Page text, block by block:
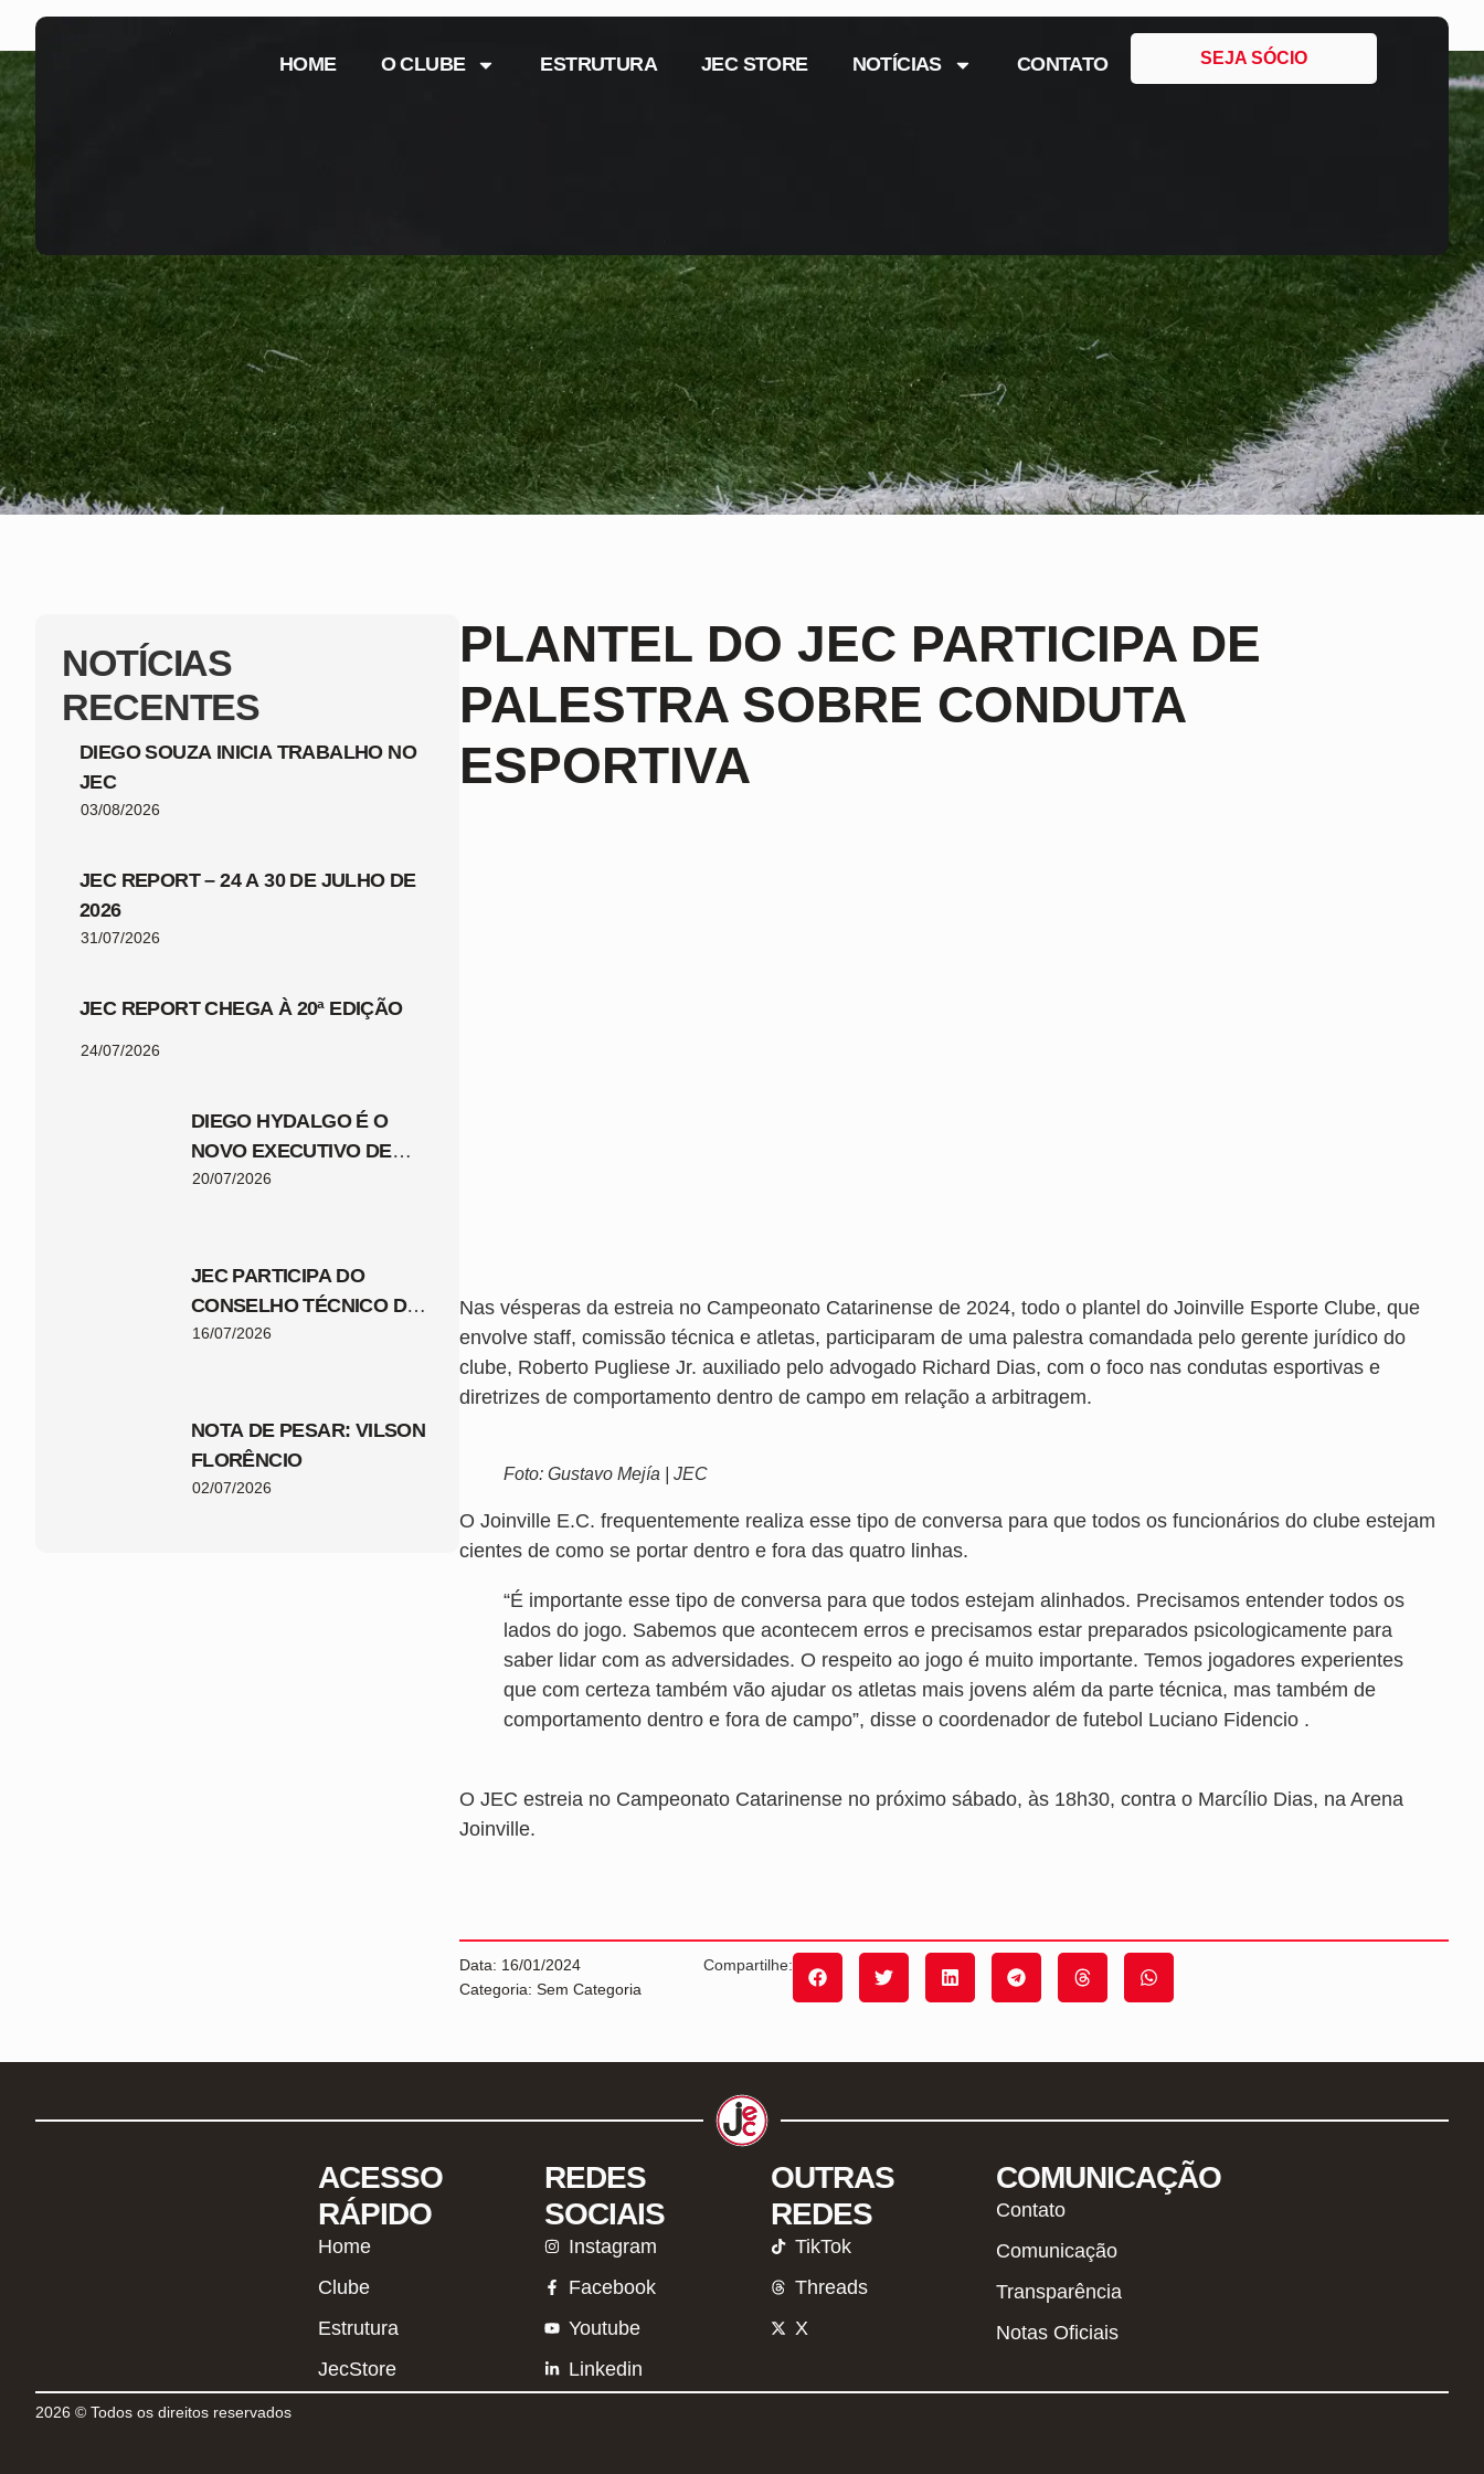
HOME O CLUBE ESTRUTURA JEC STORE NOTÍCIAS CONTATO SEJA SÓCIO
NOTÍCIAS
RECENTES
DIEGO SOUZA INICIA TRABALHO NO
JEC
03/08/2026
JEC REPORT – 24 A 30 DE JULHO DE
2026
31/07/2026
JEC REPORT CHEGA À 20ª EDIÇÃO
24/07/2026
DIEGO HYDALGO É O
NOVO EXECUTIVO DE
FUTEBOL DO JEC
20/07/2026
JEC PARTICIPA DO
CONSELHO TÉCNICO DA
COPA SANTA CATARINA
16/07/2026
NOTA DE PESAR: VILSON
FLORÊNCIO
02/07/2026
PLANTEL DO JEC PARTICIPA DE
PALESTRA SOBRE CONDUTA
ESPORTIVA
Nas vésperas da estreia no Campeonato Catarinense de 2024, todo o plantel do Joinville Esporte Clube, que
envolve staff, comissão técnica e atletas, participaram de uma palestra comandada pelo gerente jurídico do
clube, Roberto Pugliese Jr. auxiliado pelo advogado Richard Dias, com o foco nas condutas esportivas e
diretrizes de comportamento dentro de campo em relação a arbitragem.
Foto: Gustavo Mejía | JEC
O Joinville E.C. frequentemente realiza esse tipo de conversa para que todos os funcionários do clube estejam
cientes de como se portar dentro e fora das quatro linhas.
“É importante esse tipo de conversa para que todos estejam alinhados. Precisamos entender todos os
lados do jogo. Sabemos que acontecem erros e precisamos estar preparados psicologicamente para
saber lidar com as adversidades. O respeito ao jogo é muito importante. Temos jogadores experientes
que com certeza também vão ajudar os atletas mais jovens além da parte técnica, mas também de
comportamento dentro e fora de campo”, disse o coordenador de futebol Luciano Fidencio .
O JEC estreia no Campeonato Catarinense no próximo sábado, às 18h30, contra o Marcílio Dias, na Arena
Joinville.
Data: 16/01/2024
Categoria: Sem Categoria
Compartilhe:
ACESSO
RÁPIDO
Home
Clube
Estrutura
JecStore
REDES
SOCIAIS
Instagram
Facebook
Youtube
Linkedin
OUTRAS
REDES
TikTok
Threads
X
COMUNICAÇÃO
Contato
Comunicação
Transparência
Notas Oficiais
2026 © Todos os direitos reservados